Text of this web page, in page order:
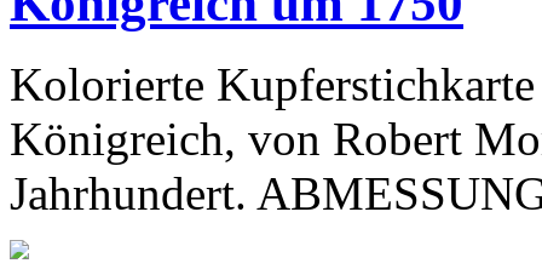
Kolorierte
Königreich, von Robert
Jahrhundert.